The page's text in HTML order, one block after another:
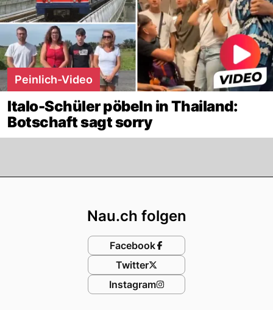
Peinlich-Video
Italo-Schüler pöbeln in Thailand:
Botschaft sagt sorry
Nau.ch folgen
Facebook
Twitter
Instagram